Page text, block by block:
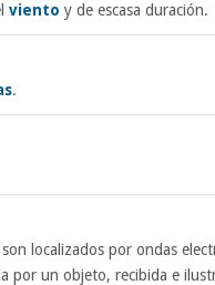
viento y de escasa duración.
.
localizados por ondas
por un objeto, recibida e